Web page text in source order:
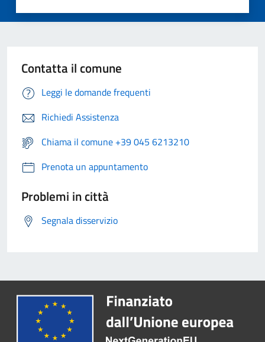
Contatta il comune
Leggi le domande frequenti
Richiedi Assistenza
Chiama il comune +39 045 6213210
Prenota un appuntamento
Problemi in città
Segnala disservizio